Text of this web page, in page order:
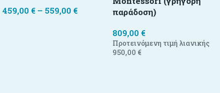
459,00 € – 559,00 €
παράδοση)
809,00 €
Προτεινόμενη τιμή λιανικής
950,00 €